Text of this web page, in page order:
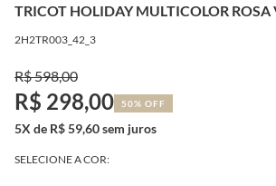
TRICOT HOLIDAY MULTICOLOR ROSA
2H2TR003_42_3
R$ 598,00
R$ 298,00 50% OFF
5X de R$ 59,60 sem juros
SELECIONE A COR: